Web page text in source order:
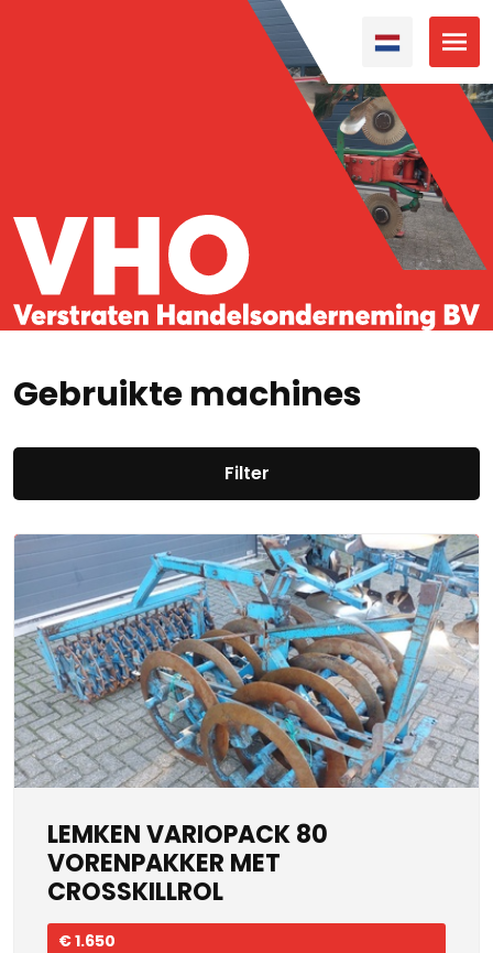
Gebruikte machines
Filter
LEMKEN VARIOPACK 80
VORENPAKKER MET
CROSSKILLROL
€ 1.650